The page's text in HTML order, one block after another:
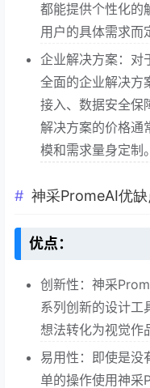
都能提供个性化的
用户的具体需求而
企业解决方案：对
全面的企业解决方
接入、数据安全保
解决方案的价格通
模和需求量身定制。
神采PromeAI优缺
优点：
创新性：神采
系列创新的设计工
想法转化为视觉作
易用性：即使是没
单的操作使用神采